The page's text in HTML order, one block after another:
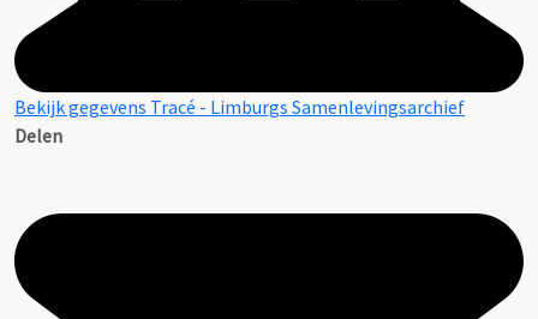
Bekijk gegevens Tracé - Limburgs Samenlevingsarchief
Delen